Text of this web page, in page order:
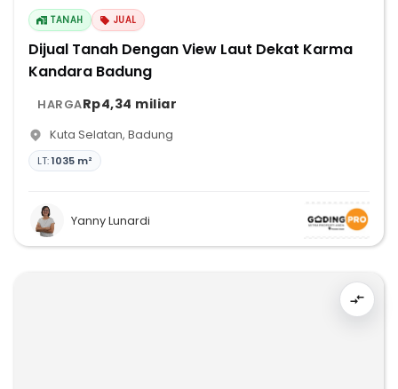
TANAH JUAL
Dijual Tanah Dengan View Laut Dekat Karma
Kandara Badung
HARGARp4,34 miliar
Kuta Selatan, Badung
LT:1035 m²
Yanny Lunardi